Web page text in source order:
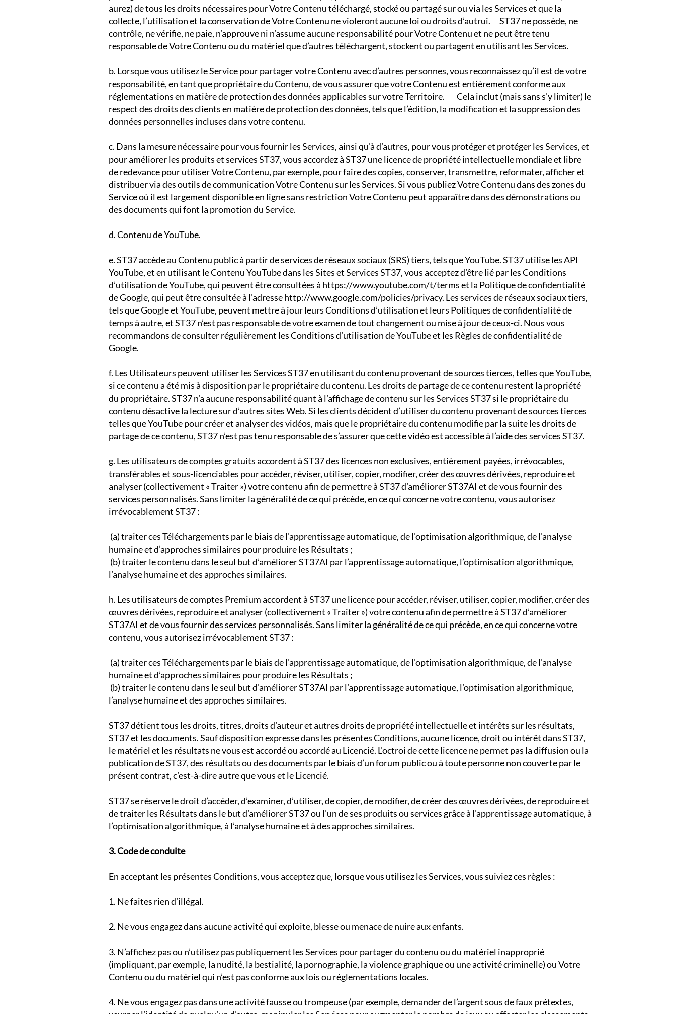
aurez) de tous les droits nécessaires pour Votre Contenu téléchargé, stocké ou partagé sur ou via les Services et que la
collecte, l’utilisation et la conservation de Votre Contenu ne violeront aucune loi ou droits d’autrui. ST37 ne possède, ne
contrôle, ne vérifie, ne paie, n’approuve ni n’assume aucune responsabilité pour Votre Contenu et ne peut être tenu
responsable de Votre Contenu ou du matériel que d’autres téléchargent, stockent ou partagent en utilisant les Services.
​b. Lorsque vous utilisez le Service pour partager votre Contenu avec d’autres personnes, vous reconnaissez qu’il est de votre
responsabilité, en tant que propriétaire du Contenu, de vous assurer que votre Contenu est entièrement conforme aux
réglementations en matière de protection des données applicables sur votre Territoire. Cela inclut (mais sans s’y limiter) le
respect des droits des clients en matière de protection des données, tels que l’édition, la modification et la suppression des
données personnelles incluses dans votre contenu.
​c. Dans la mesure nécessaire pour vous fournir les Services, ainsi qu’à d’autres, pour vous protéger et protéger les Services, et
pour améliorer les produits et services ST37, vous accordez à ST37 une licence de propriété intellectuelle mondiale et libre
de redevance pour utiliser Votre Contenu, par exemple, pour faire des copies, conserver, transmettre, reformater, afficher et
distribuer via des outils de communication Votre Contenu sur les Services. Si vous publiez Votre Contenu dans des zones du
Service où il est largement disponible en ligne sans restriction Votre Contenu peut apparaître dans des démonstrations ou
des documents qui font la promotion du Service.
​d. Contenu de YouTube.
​e. ST37 accède au Contenu public à partir de services de réseaux sociaux (SRS) tiers, tels que YouTube. ST37 utilise les API
YouTube, et en utilisant le Contenu YouTube dans les Sites et Services ST37, vous acceptez d’être lié par les Conditions
d’utilisation de YouTube, qui peuvent être consultées à https://www.youtube.com/t/termset la Politique de confidentialité
de Google, qui peut être consultée à l’adressehttp://www.google.com/policies/privacy. Les services de réseaux sociaux tiers,
tels que Google et YouTube, peuvent mettre à jour leurs Conditions d’utilisation et leurs Politiques de confidentialité de
temps à autre, et ST37 n’est pas responsable de votre examen de tout changement ou mise à jour de ceux-ci. Nous vous
recommandons de consulter régulièrement les Conditions d’utilisation de YouTube et les Règles de confidentialité de
Google.
​f. Les Utilisateurs peuvent utiliser les Services ST37 en utilisant du contenu provenant de sources tierces, telles que YouTube,
si ce contenu a été mis à disposition par le propriétaire du contenu. Les droits de partage de ce contenu restent la propriété
du propriétaire. ST37 n’a aucune responsabilité quant à l’affichage de contenu sur les Services ST37 si le propriétaire du
contenu désactive la lecture sur d’autres sites Web. Si les clients décident d’utiliser du contenu provenant de sources tierces
telles que YouTube pour créer et analyser des vidéos, mais que le propriétaire du contenu modifie par la suite les droits de
partage de ce contenu, ST37 n’est pas tenu responsable de s’assurer que cette vidéo est accessible à l’aide des services ST37.
​g. Les utilisateurs de comptes gratuits accordent à ST37 des licences non exclusives, entièrement payées, irrévocables,
transférables et sous-licenciables pour accéder, réviser, utiliser, copier, modifier, créer des œuvres dérivées, reproduire et
analyser (collectivement « Traiter ») votre contenu afin de permettre à ST37 d’améliorer ST37AI et de vous fournir des
services personnalisés. Sans limiter la généralité de ce qui précède, en ce qui concerne votre contenu, vous autorisez
irrévocablement ST37 :
​ (a) traiter ces Téléchargements par le biais de l’apprentissage automatique, de l’optimisation algorithmique, de l’analyse
humaine et d’approches similaires pour produire les Résultats ;
​ (b) traiter le contenu dans le seul but d’améliorer ST37AI par l’apprentissage automatique, l’optimisation algorithmique,
l’analyse humaine et des approches similaires.
​h. Les utilisateurs de comptes Premium accordent à ST37 une licence pour accéder, réviser, utiliser, copier, modifier, créer des
œuvres dérivées, reproduire et analyser (collectivement « Traiter ») votre contenu afin de permettre à ST37 d’améliorer
ST37AI et de vous fournir des services personnalisés. Sans limiter la généralité de ce qui précède, en ce qui concerne votre
contenu, vous autorisez irrévocablement ST37 :
​(a) traiter ces Téléchargements par le biais de l’apprentissage automatique, de l’optimisation algorithmique, de l’analyse
humaine et d’approches similaires pour produire les Résultats ;
(b) traiter le contenu dans le seul but d’améliorer ST37AI par l’apprentissage automatique, l’optimisation algorithmique,
l’analyse humaine et des approches similaires.
​ST37 détient tous les droits, titres, droits d’auteur et autres droits de propriété intellectuelle et intérêts sur les résultats,
ST37 et les documents. Sauf disposition expresse dans les présentes Conditions, aucune licence, droit ou intérêt dans ST37,
le matériel et les résultats ne vous est accordé ou accordé au Licencié. L’octroi de cette licence ne permet pas la diffusion ou la
publication de ST37, des résultats ou des documents par le biais d’un forum public ou à toute personne non couverte par le
présent contrat, c’est-à-dire autre que vous et le Licencié.
​ST37 se réserve le droit d’accéder, d’examiner, d’utiliser, de copier, de modifier, de créer des œuvres dérivées, de reproduire et
de traiter les Résultats dans le but d’améliorer ST37 ou l’un de ses produits ou services grâce à l’apprentissage automatique, à
l’optimisation algorithmique, à l’analyse humaine et à des approches similaires.
3. Code de conduite
En acceptant les présentes Conditions, vous acceptez que, lorsque vous utilisez les Services, vous suiviez ces règles :
1. Ne faites rien d’illégal.
2. Ne vous engagez dans aucune activité qui exploite, blesse ou menace de nuire aux enfants.
3. N’affichez pas ou n’utilisez pas publiquement les Services pour partager du contenu ou du matériel inapproprié
(impliquant, par exemple, la nudité, la bestialité, la pornographie, la violence graphique ou une activité criminelle) ou Votre
Contenu ou du matériel qui n’est pas conforme aux lois ou réglementations locales.
4. Ne vous engagez pas dans une activité fausse ou trompeuse (par exemple, demander de l’argent sous de faux prétextes,